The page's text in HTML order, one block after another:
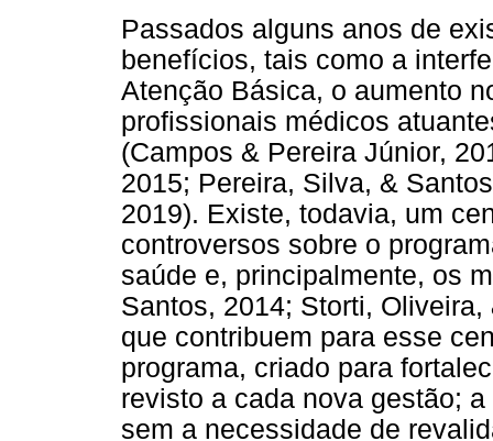
Passados alguns anos de
benefícios, tais como a
Atenção Básica, o aumento
profissionais médicos
(Campos & Pereira Júnior,
2015; Pereira, Silva, &
2019). Existe, todavia, um
controversos sobre o
saúde e, principalmente, os
Santos, 2014; Storti,
que contribuem para esse
programa, criado para
revisto a cada nova gestão;
sem a necessidade de